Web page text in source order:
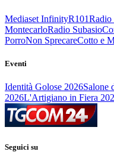
Mediaset InfinityR101Radio
MontecarloRadio Subasio
PorroNon SprecareCotto e
Eventi
Identità Golose 2026Salone
2026L'Artigiano in Fiera
Seguici su